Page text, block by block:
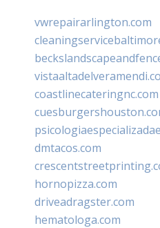
vwrepairarlington.com
coastlinecateringnc.com
dmtacos.com
hornopizza.com
driveadragster.com
hematologa.com